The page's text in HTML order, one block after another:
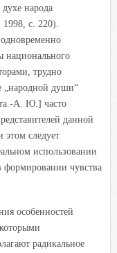
народа
с. 220).
одновременно
национального
трудно
„народной души“
А. Ю.] часто
данной
следует
использовании
формировании чувства
особенностей
радикальное